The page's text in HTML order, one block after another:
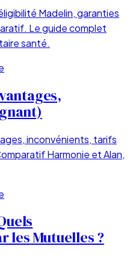
Madelin, garanties
Le guide complet
santé.
inconvénients, tarifs
Harmonie et Alan,
les Mutuelles ?